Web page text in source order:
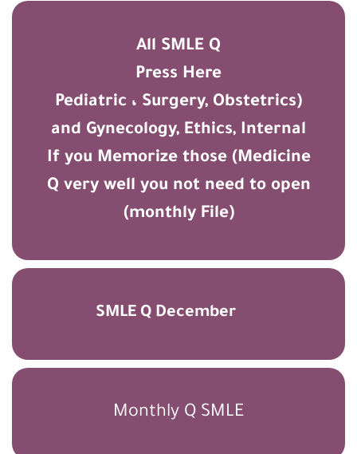
All SMLE Q
Press Here
(Pediatric ، Surgery, Obstetrics
and Gynecology, Ethics, Internal
Medicine) If you Memorize those
Q very well you not need to open
(monthly File)
SMLE Q December
Monthly Q SMLE